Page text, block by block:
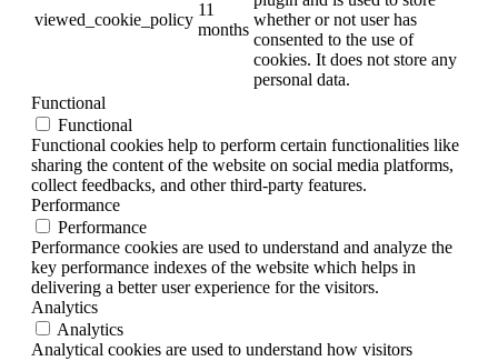
viewed_cookie_policy
11
months
whether or not user has
consented to the use of
cookies. It does not store any
personal data.
Functional
Functional
Functional cookies help to perform certain functionalities like
sharing the content of the website on social media platforms,
collect feedbacks, and other third-party features.
Performance
Performance
Performance cookies are used to understand and analyze the
key performance indexes of the website which helps in
delivering a better user experience for the visitors.
Analytics
Analytics
Analytical cookies are used to understand how visitors